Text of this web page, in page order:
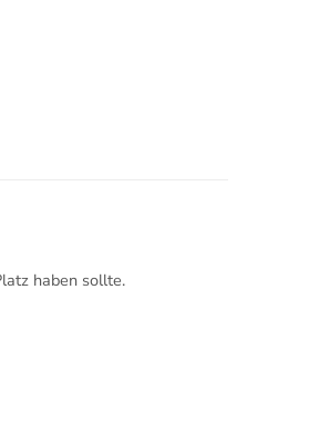
haben sollte.